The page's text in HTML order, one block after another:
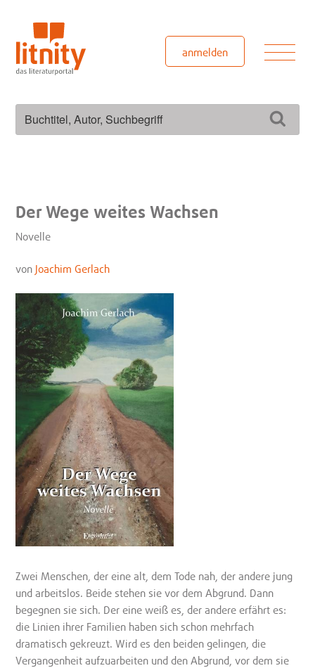
springen
anmelden
Der Wege weites Wachsen
Novelle
von Joachim Gerlach
Zwei Menschen, der eine alt, dem Tode nah, der andere jung
und arbeitslos. Beide stehen sie vor dem Abgrund. Dann
begegnen sie sich. Der eine weiß es, der andere erfährt es:
die Linien ihrer Familien haben sich schon mehrfach
dramatisch gekreuzt. Wird es den beiden gelingen, die
Vergangenheit aufzuarbeiten und den Abgrund, vor dem sie